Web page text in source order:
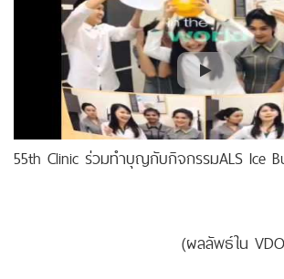
55th Clinic ร่วมทำบุญกับกิจกรรม‎ALS‬ ‪Ice
(ผลลัพธ์ใน